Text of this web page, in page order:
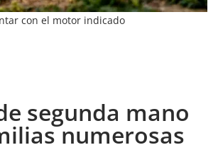
con el motor indicado
segunda mano
numerosas